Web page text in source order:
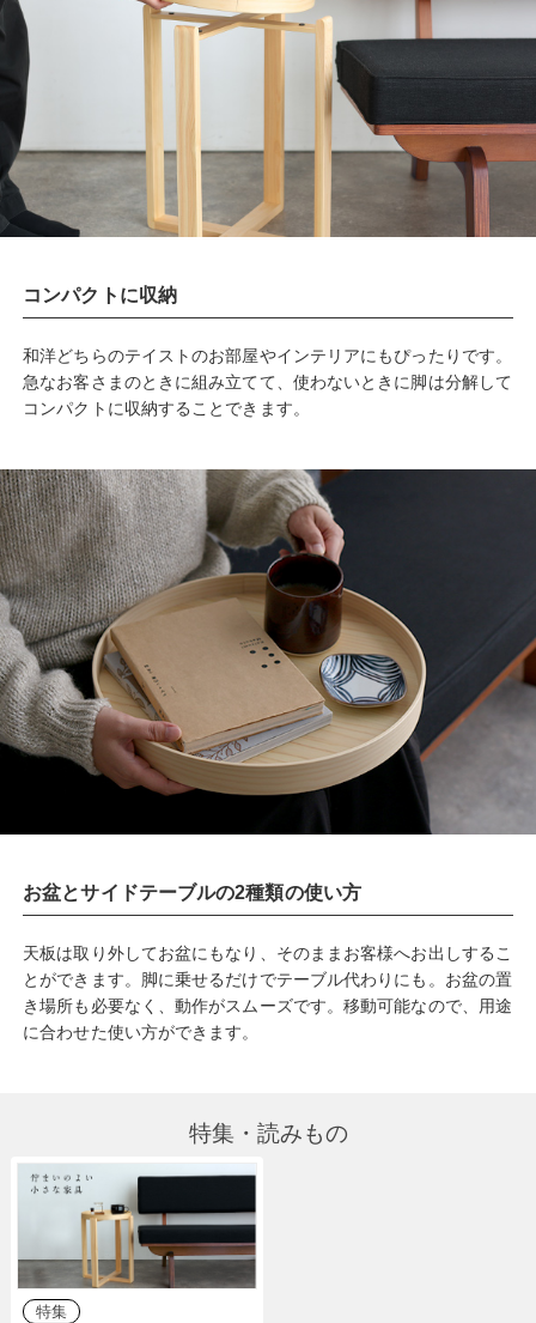
コンパクトに収納
和洋どちらのテイストのお部屋やインテリアにもぴったりです。
急なお客さまのときに組み立てて、使わないときに脚は分解して
コンパクトに収納することできます。
お盆とサイドテーブルの2種類の使い方
天板は取り外してお盆にもなり、そのままお客様へお出しするこ
とができます。脚に乗せるだけでテーブル代わりにも。お盆の置
き場所も必要なく、動作がスムーズです。移動可能なので、用途
に合わせた使い方ができます。
特集・読みもの
特集